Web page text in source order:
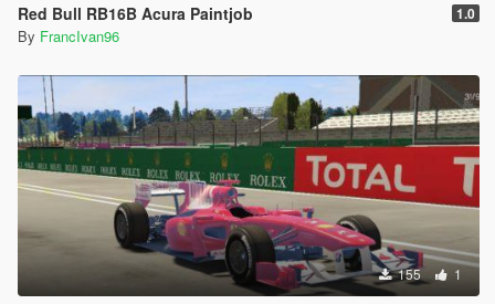
Red Bull RB16B Acura Paintjob 1.0
By FrancIvan96
155 1